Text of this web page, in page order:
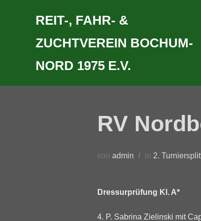
REIT-, FAHR- &
ZUCHTVEREIN BOCHUM-
NORD 1975 E.V.
RV
von admin in 2.
Dressurprüfung Kl. A*
4. P. Sabrina Zielinski mit